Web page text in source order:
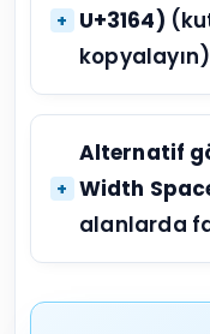
U+3164)
kopyalayın)
Alternatif
Width
alanlarda